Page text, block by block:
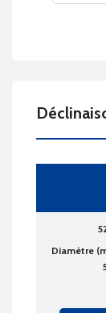
Diamètre